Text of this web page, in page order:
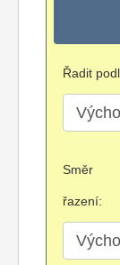
Řadit
Směr
řazení: